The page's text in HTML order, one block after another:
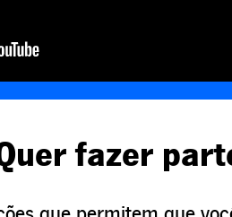
fazer